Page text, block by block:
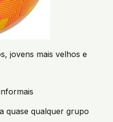
jovens mais velhos e
quase qualquer grupo